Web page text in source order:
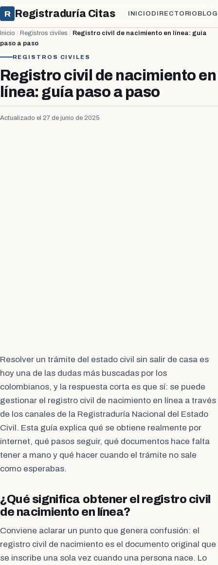
R Registraduría Citas INICIO DIRECTORIO BLOG
Inicio / Registros civiles / Registro civil de nacimiento en línea: guía
paso a paso
REGISTROS CIVILES
Registro civil de nacimiento en
línea: guía paso a paso
Actualizado el 27 de junio de 2025
Resolver un trámite del estado civil sin salir de casa es
hoy una de las dudas más buscadas por los
colombianos, y la respuesta corta es que sí: se puede
gestionar el registro civil de nacimiento en línea a través
de los canales de la Registraduría Nacional del Estado
Civil. Esta guía explica qué se obtiene realmente por
internet, qué pasos seguir, qué documentos hace falta
tener a mano y qué hacer cuando el trámite no sale
como esperabas.
¿Qué significa obtener el registro civil
de nacimiento en línea?
Conviene aclarar un punto que genera confusión: el
registro civil de nacimiento es el documento original que
se inscribe una sola vez cuando una persona nace. Lo